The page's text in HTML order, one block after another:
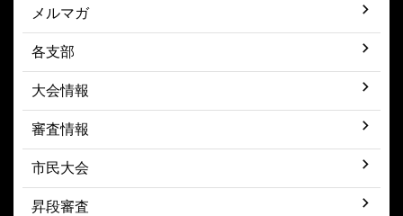
メルマガ
各支部
大会情報
審査情報
市民大会
昇段審査